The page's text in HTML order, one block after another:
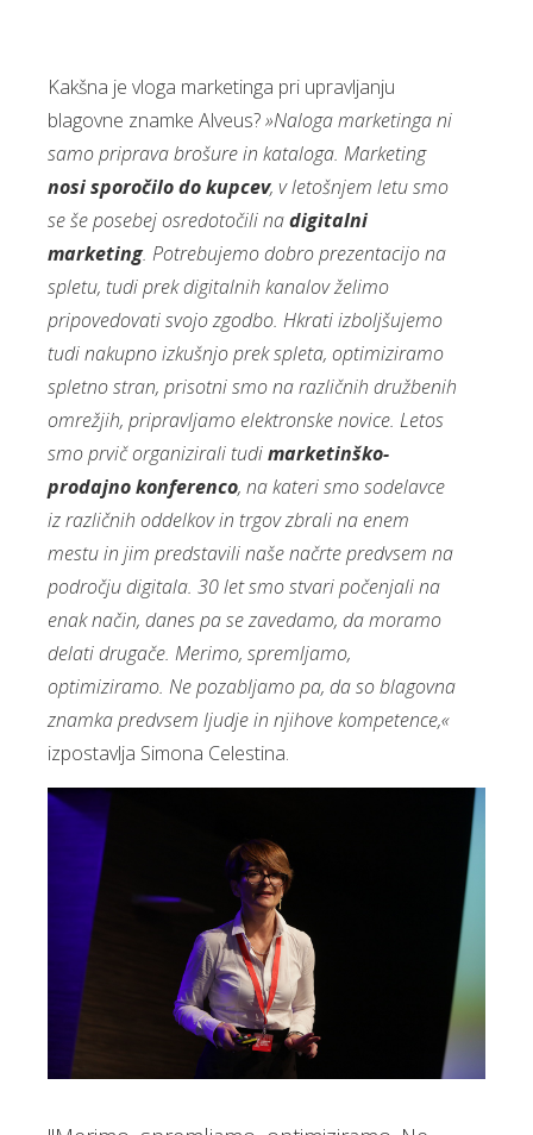
Kakšna je vloga marketinga pri upravljanju
blagovne znamke Alveus?»Naloga marketinga ni
samo priprava brošure in kataloga. Marketing
nosi sporočilo do kupcev, v letošnjem letu smo
se še posebej osredotočili nadigitalni
marketing. Potrebujemo dobro prezentacijo na
spletu, tudi prek digitalnih kanalov želimo
pripovedovati svojo zgodbo. Hkrati izboljšujemo
tudi nakupno izkušnjo prek spleta, optimiziramo
spletno stran, prisotni smo na različnih družbenih
omrežjih, pripravljamo elektronske novice. Letos
smo prvič organizirali tudimarketinško-
prodajno konferenco, na kateri smo sodelavce
iz različnih oddelkov in trgov zbrali na enem
mestu in jim predstavili naše načrte predvsem na
področju digitala. 30 let smo stvari počenjali na
enak način, danes pa se zavedamo, da moramo
delati drugače. Merimo, spremljamo,
optimiziramo. Ne pozabljamo pa, da so blagovna
znamka predvsem ljudje in njihove kompetence,«
izpostavlja Simona Celestina.